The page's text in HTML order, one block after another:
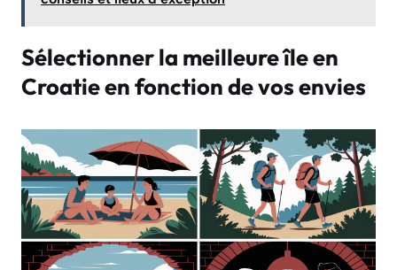
Sélectionner la meilleure île en
Croatie en fonction de vos envies